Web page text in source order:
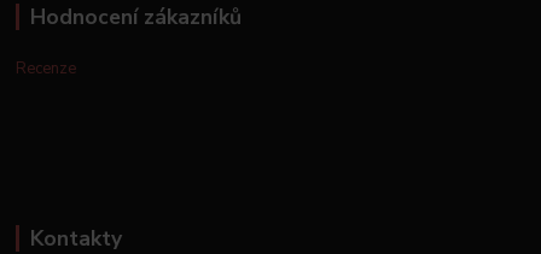
Hodnocení zákazníků
Recenze
Kontakty